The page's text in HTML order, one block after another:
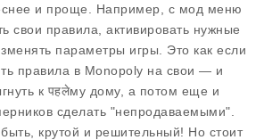
и проще. Например, с мод меню
свои правила, активировать нужные
параметры игры. Это как если
правила в Monopoly на свои — и
к पहलेму дому, а потом еще и
сделать "непродаваемыми".
крутой и решительный! Но стоит